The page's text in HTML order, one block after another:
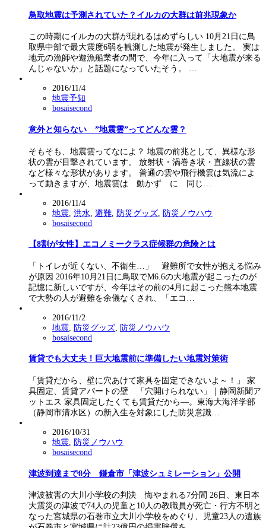
鳥取地震は予測されていた？イルカの大群は前兆現象か
この時期にイルカの大群が現れるはめずらしい 10月21日に鳥
取県中部で最大震度6弱を観測した地震が発生しました。 実は
地元の漁師や遊漁船業者の間で、今年に入って「大地震が来る
んじゃないか」と話題になっていたそう。 …
2016/11/4
地震予知
bosaisecond
意外と知らない ”地震雲”ってどんな雲？
そもそも、地震雲ってなによ？ 地震の前兆として、異様な形
状の雲が目撃されています。 放射状・渦巻き状・直線状の雲
など様々な形状があります。 普通の雲や飛行機雲は気流によ
って動きますが、地震雲は 動かず に 同じ…
2016/11/4
地震 洪水 避難 防災グッズ 防災ノウハウ
bosaisecond
【8割が女性】エコノミークラス症候群の危険とは
「トイレが近くない、不衛生…」 避難所で女性が抱える悩み
が原因 2016年10月21日に鳥取でM6.6の大地震が起こったのが
記憶に新しいですが、今年はその前の4月に起こった熊本地震
で大勢の人が避難を余儀なくされ、「エコ…
2016/11/2
地震 防災グッズ 防災ノウハウ
bosaisecond
賃貸でも大丈夫！巨大地震前に準備したい地震対策術
「賃貸だから、壁に穴あけて家具を固定できないよ～！」 家
具固定、賃貸アパートの壁 「穴開けられない」｜静岡新聞ア
ットエス 家具固定したくても賃貸だから―。東海大海洋学部
（静岡市清水区）の新入生を対象にした防災意識…
2016/10/31
地震
防災ノウハウ
bosaisecond
津波到達まで8分 鎌倉市「津波シュミレーション」公開
津波被害の大川小学校の判決 悔やまれる7分間 26日、東日本
大震災の津波で74人の児童と10人の教職員が死亡・行方不明と
なった宮城県の石巻市立大川小学校をめぐり、児童23人の遺族